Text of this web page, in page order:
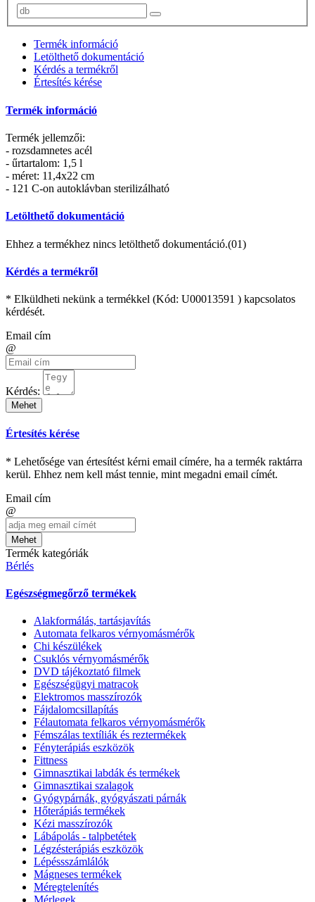
Termék információ
Letölthető dokumentáció
Kérdés a termékről
Értesítés kérése
Termék információ
Termék jellemzői:
- rozsdamnetes acél
- űrtartalom: 1,5 l
- méret: 11,4x22 cm
- 121 C-on autoklávban sterilizálható
Letölthető dokumentáció
Ehhez a termékhez nincs letölthető dokumentáció.(01)
Kérdés a termékről
* Elküldheti nekünk a termékkel (Kód: U00013591 ) kapcsolatos
kérdését.
Email cím
@
Kérdés:
Mehet
Értesítés kérése
* Lehetősége van értesítést kérni email címére, ha a termék raktárra
kerül. Ehhez nem kell mást tennie, mint megadni email címét.
Email cím
@
Mehet
Termék kategóriák
Bérlés
Egészségmegőrző termékek
Alakformálás, tartásjavítás
Automata felkaros vérnyomásmérők
Chi készülékek
Csuklós vérnyomásmérők
DVD tájékoztató filmek
Egészségügyi matracok
Elektromos masszírozók
Fájdalomcsillapítás
Félautomata felkaros vérnyomásmérők
Fémszálas textíliák és reztermékek
Fényterápiás eszközök
Fittness
Gimnasztikai labdák és termékek
Gimnasztikai szalagok
Gyógypárnák, gyógyászati párnák
Hőterápiás termékek
Kézi masszírozók
Lábápolás - talpbetétek
Légzésterápiás eszközök
Lépéssszámlálók
Mágneses termékek
Méregtelenítés